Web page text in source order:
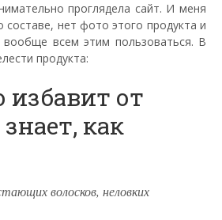
проглядела сайт. И меня
нет фото этого продукта и
всем этим пользоваться. В
продукта:
избавит от
как
волосков, неловких